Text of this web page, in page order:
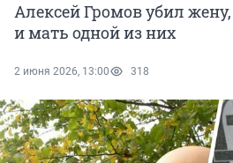
Алексей Громов убил
и мать одной из них
2 июня 2026, 13:00 318